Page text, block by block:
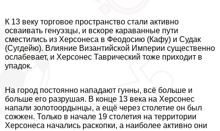
К 13 веку торговое прострaнcтво стали активно
осваивать генуэзцы, и вскоре караванные пути
сместились из Херсонеса в Феодосию (Кафу) и Судак
(Сугдейю). Влияние Византийской Империи существенно
ослабевает, и Херсонес Таврический тоже приходит в
упадок.
На город постоянно нападают гунны, всё больше и
больше его разрушая. В конце 13 века на Херсонес
напали золотоордынцы, а ещё через столетие он был
сожжен. Только в начале 19 столетия на территории
Херсонеса начались раскопки, а наиболее активно они